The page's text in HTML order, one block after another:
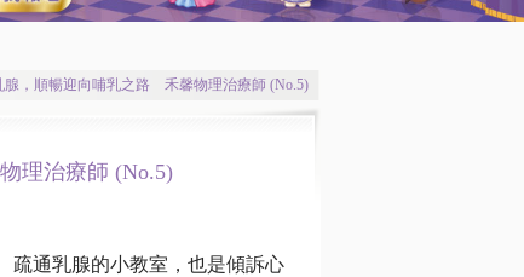
腺，順暢迎向哺乳之路 禾馨物理治療師 (No.5)
理治療師 (No.5)
疏通乳腺的小教室，也是傾訴心